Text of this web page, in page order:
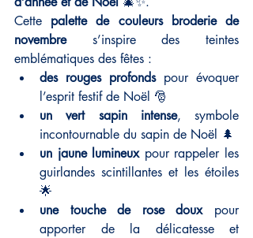
Cette palette de couleurs broderie de
novembre s’inspire des teintes
emblématiques des fêtes :
des rouges profonds pour évoquer
l’esprit festif de Noël 🎅
un vert sapin intense, symbole
incontournable du sapin de Noël 🌲
un jaune lumineux pour rappeler les
guirlandes scintillantes et les étoiles
🌟
une touche de rose doux pour
apporter de la délicatesse et